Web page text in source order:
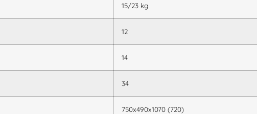
15/23 kg
12
14
34
750x490x1070 (720)